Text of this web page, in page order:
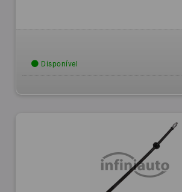
Disponível